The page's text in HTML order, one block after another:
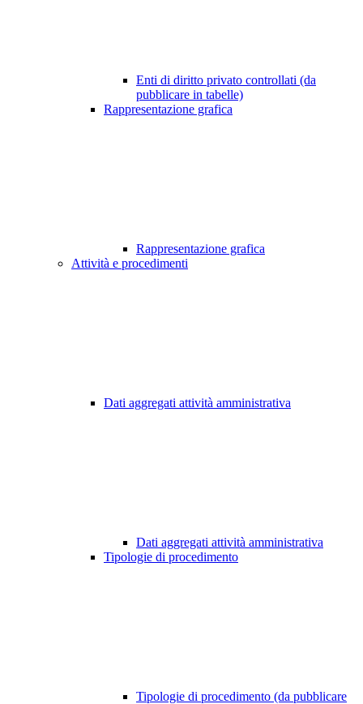
Enti di diritto privato controllati (da
pubblicare in tabelle)
Rappresentazione grafica
Rappresentazione grafica
Attività e procedimenti
Dati aggregati attività amministrativa
Dati aggregati attività amministrativa
Tipologie di procedimento
Tipologie di procedimento (da pubblicare